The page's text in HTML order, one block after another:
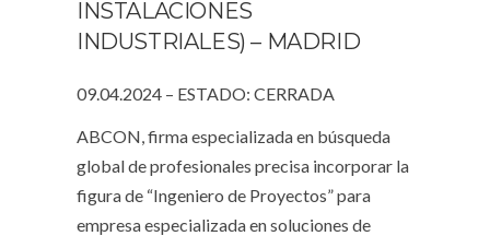
INSTALACIONES
INDUSTRIALES) – MADRID
09.04.2024 – ESTADO: CERRADA
ABCON, firma especializada en búsqueda
global de profesionales precisa incorporar la
figura de “Ingeniero de Proyectos” para
empresa especializada en soluciones de